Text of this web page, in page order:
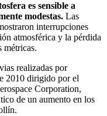
es sensible a
modestas. Las
interrupciones
atmosférica y la pérdida
métricas.
realizadas por
2010 dirigido por el
Corporation,
de un aumento en los